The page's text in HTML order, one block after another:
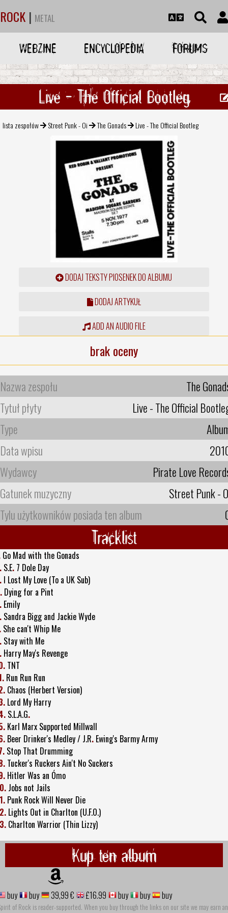
ROCK | METAL
WEBZINE ENCYCLOPEDIA FORUMS
Live - The Official Bootleg
lista zespołów Street Punk - Oi The Gonads Live - The Official Bootleg
DODAJ TEKSTY PIOSENEK DO ALBUMU
DODAJ ARTYKUŁ
ADD AN AUDIO FILE
brak oceny
Nazwa zespołu
The
Tytuł płyty
Live - The Official
Type
Data wpisu
Wydawcy
Pirate Love
Gatunek muzyczny
Street Punk -
Tylu użytkowników posiada ten album
Tracklist
Go Mad with the Gonads
S.E. 7 Dole Day
I Lost My Love (To a UK Sub)
Dying for a Pint
Emily
Sandra Bigg and Jackie Wyde
She can't Whip Me
Stay with Me
Harry May's Revenge
TNT
Run Run Run
Chaos (Herbert Version)
Lord My Harry
S.L.A.G.
Karl Marx Supported Millwall
Beer Drinker's Medley / J.R. Ewing's Barmy Army
Stop That Drumming
Tucker's Ruckers Ain't No Suckers
Hitler Was an Ómo
Jobs not Jails
Punk Rock Will Never Die
Lights Out in Charlton (U.F.O.)
Charlton Warrior (Thin Lizzy)
Kup ten album
buy buy 39,99 € £16.99 buy buy buy
of Rock is reader-supported. When you buy through the links on our site we may earn an